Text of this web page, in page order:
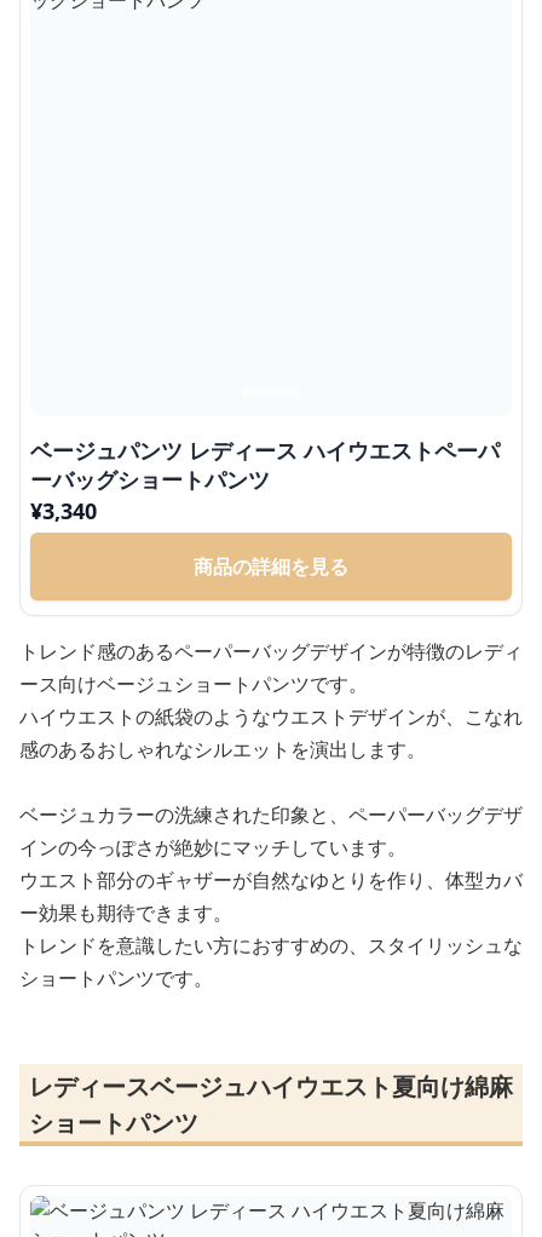
ベージュパンツ レディース ハイウエストペーパ
ーバッグショートパンツ
¥3,340
商品の詳細を見る
トレンド感のあるペーパーバッグデザインが特徴のレディ
ース向けベージュショートパンツです。
ハイウエストの紙袋のようなウエストデザインが、こなれ
感のあるおしゃれなシルエットを演出します。
ベージュカラーの洗練された印象と、ペーパーバッグデザ
インの今っぽさが絶妙にマッチしています。
ウエスト部分のギャザーが自然なゆとりを作り、体型カバ
ー効果も期待できます。
トレンドを意識したい方におすすめの、スタイリッシュな
ショートパンツです。
レディースベージュハイウエスト夏向け綿麻
ショートパンツ